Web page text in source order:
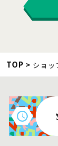
TOP ショッ